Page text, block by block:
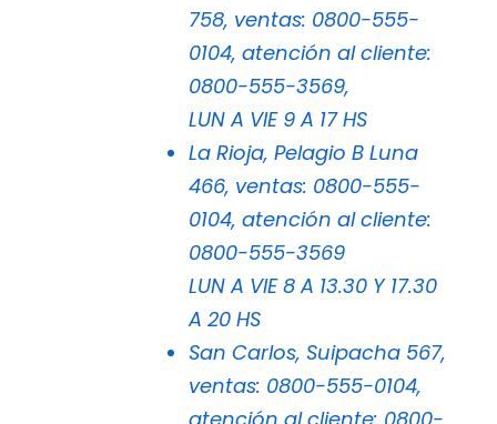
758, ventas: 0800-555-
0104, atención al cliente:
0800-555-3569,
LUN A VIE 9 A 17 HS
La Rioja, Pelagio B Luna
466, ventas: 0800-555-
0104, atención al cliente:
0800-555-3569
LUN A VIE 8 A 13.30 Y 17.30
A 20 HS
San Carlos, Suipacha 567,
ventas: 0800-555-0104,